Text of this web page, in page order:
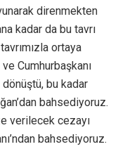
direnmekten
kadar da bu tavrı
ortaya
Cumhurbaşkanı
bu kadar
bahsediyoruz.
verilecek cezayı
bahsediyoruz.